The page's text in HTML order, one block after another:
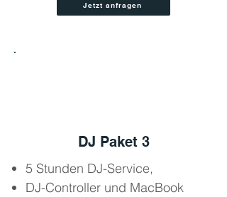
Jetzt anfragen
DJ Paket 3
5 Stunden DJ-Service,
DJ-Controller und MacBook